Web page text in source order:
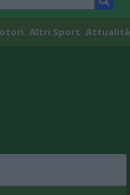
Altri Sport Attualità